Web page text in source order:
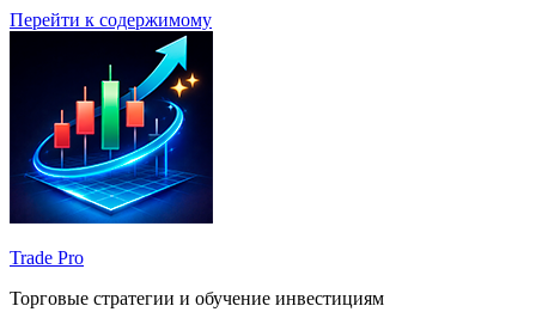
Перейти к содержимому
Trade Pro
Торговые стратегии и обучение инвестициям